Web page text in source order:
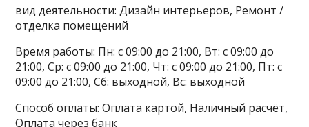
вид деятельности: Дизайн интерьеров, Ремонт /
отделка помещений
Время работы: Пн: с 09:00 до 21:00, Вт: с 09:00 до
21:00, Ср: с 09:00 до 21:00, Чт: с 09:00 до 21:00, Пт: с
09:00 до 21:00, Сб: выходной, Вс: выходной
Способ оплаты: Оплата картой, Наличный расчёт,
Оплата через банк